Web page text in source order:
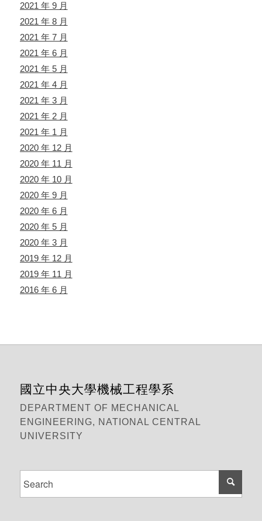
2021 年 9 月
2021 年 8 月
2021 年 7 月
2021 年 6 月
2021 年 5 月
2021 年 4 月
2021 年 3 月
2021 年 2 月
2021 年 1 月
2020 年 12 月
2020 年 11 月
2020 年 10 月
2020 年 9 月
2020 年 6 月
2020 年 5 月
2020 年 3 月
2019 年 12 月
2019 年 11 月
2016 年 6 月
國立中央大學機械工程學系
DEPARTMENT OF MECHANICAL
ENGINEERING, NATIONAL CENTRAL
UNIVERSITY